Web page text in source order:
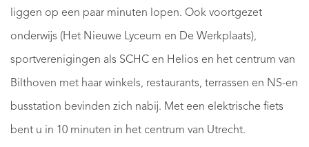
liggen op een paar minuten lopen. Ook voortgezet
onderwijs (Het Nieuwe Lyceum en De Werkplaats),
sportverenigingen als SCHC en Helios en het centrum van
Bilthoven met haar winkels, restaurants, terrassen en NS-en
busstation bevinden zich nabij. Met een elektrische fiets
bent u in 10 minuten in het centrum van Utrecht.